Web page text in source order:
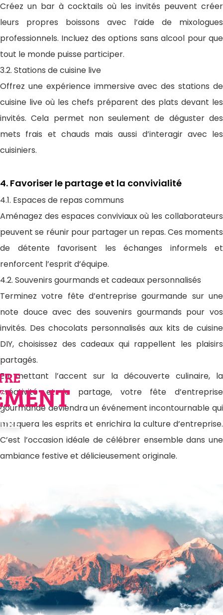
Créez un bar à cocktails où les invités peuvent créer
leurs propres boissons avec l’aide de mixologues
professionnels. Incluez des options sans alcool pour que
tout le monde puisse participer.
3.2. Stations de cuisine live
Offrez une expérience immersive avec des stations de
cuisine live où les chefs préparent des plats devant les
invités. Cela permet non seulement de déguster des
mets frais et chauds mais aussi d’interagir avec les
cuisiniers.
4. Favoriser le partage et la convivialité
4.1. Espaces de repas communs
Aménagez des espaces conviviaux où les collaborateurs
peuvent se réunir pour partager un repas. Ces moments
de détente favorisent les échanges informels et
renforcent l’esprit d’équipe.
4.2. Souvenirs gourmands et cadeaux personnalisés
Terminez votre fête d’entreprise gourmande sur une
note douce avec des souvenirs gourmands pour vos
invités. Des chocolats personnalisés aux kits de cuisine
DIY, choisissez des cadeaux qui rappellent les plaisirs
partagés.
En mettant l’accent sur la découverte culinaire, la
créativité et le partage, votre fête d’entreprise
gourmande deviendra un événement incontournable qui
marquera les esprits et enrichira la culture d’entreprise.
C’est l’occasion idéale de célébrer ensemble dans une
ambiance festive et délicieusement originale.